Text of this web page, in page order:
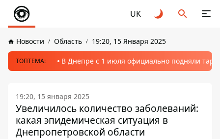
UK
Новости Область 19:20, 15 Января 2025
ТОПТЕМА: В Днепре с 1 июля официально подняли
19:20, 15 января 2025
Увеличилось количество заболеваний:
какая эпидемическая ситуация в
Днепропетровской области